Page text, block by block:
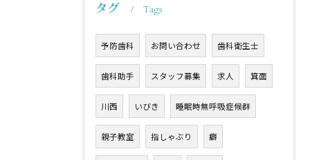
タグ Tags
予防歯科 お問い合わせ 歯科衛生士
歯科助手 スタッフ募集 求人 箕面
川西 いびき 睡眠時無呼吸症候群
親子教室 指しゃぶり 癖